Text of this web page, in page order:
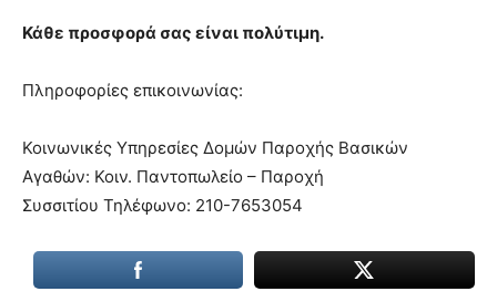
Κάθε προσφορά σας είναι πολύτιμη.
Πληροφορίες επικοινωνίας:
Κοινωνικές Υπηρεσίες Δομών Παροχής Βασικών
Αγαθών: Κοιν. Παντοπωλείο – Παροχή
Συσσιτίου Τηλέφωνο: 210-7653054